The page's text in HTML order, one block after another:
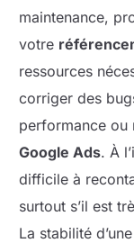
maintenance,
votre
ressources
corriger des
performance ou
Google Ads. À
difficile à
surtout s’il est
La stabilité